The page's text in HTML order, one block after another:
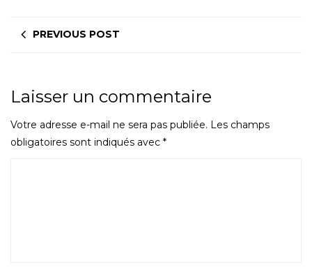
PREVIOUS POST
Laisser un commentaire
Votre adresse e-mail ne sera pas publiée. Les champs
obligatoires sont indiqués avec *